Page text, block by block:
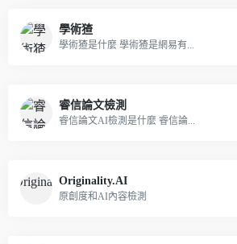
學術猹
學術猹是什麼 學術猹是網易有...
睿信論文檢測
睿信論文AI檢測是什麼 睿信論...
Originality.AI
原創度和AI內容檢測